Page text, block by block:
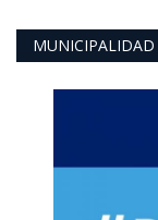
MUNICIPALIDAD